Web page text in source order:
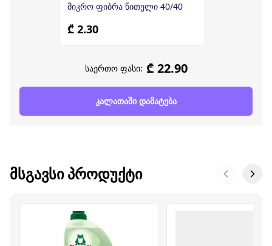
მიკრო ფიბრა წითელი 40/40
₾ 2.30
საერთო ფასი: ₾ 22.90
კალათაში დამატება
ᲛᲡᲒᲐᲕᲡᲘ ᲞᲠᲝᲓᲣᲥᲢᲘ